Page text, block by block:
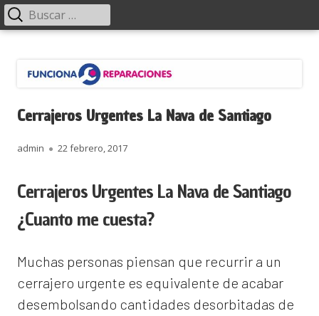
contenido
Menú
principal Buscar:
Cerrajeros Urgentes La Nava de Santiago
Autor
admin
Publicado
22 febrero, 2017
Cerrajeros Urgentes La Nava de Santiago
¿Cuanto me cuesta?
Muchas personas piensan que recurrir a un
cerrajero urgente es equivalente de acabar
desembolsando cantidades desorbitadas de